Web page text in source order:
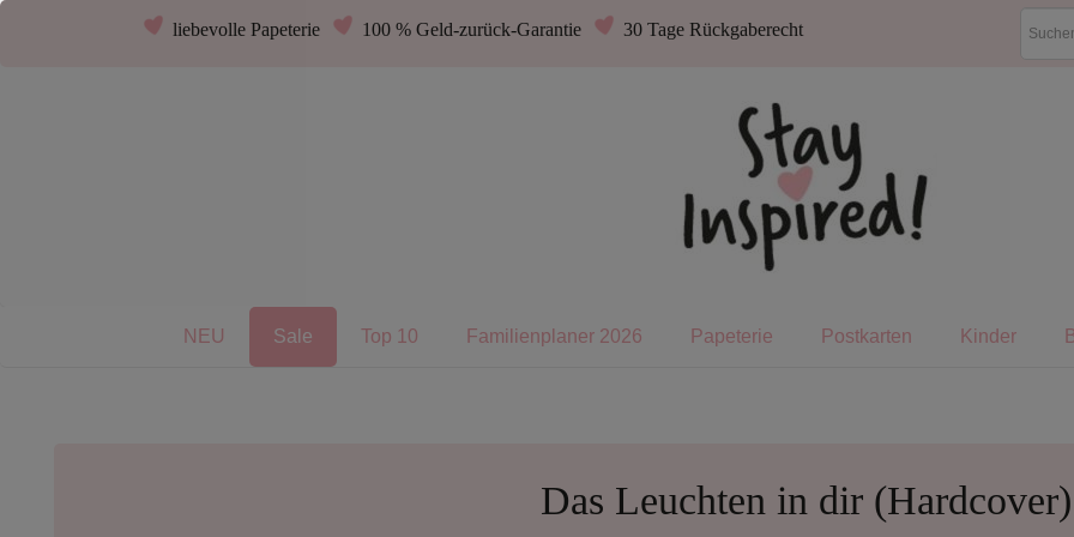
liebevolle Papeterie 100 % Geld-zurück-Garantie 30 Tage Rückgaberecht
NEU Sale Top 10 Familienplaner 2026 Papeterie Postkarten Kinder
Das Leuchten in dir (Hardcover)